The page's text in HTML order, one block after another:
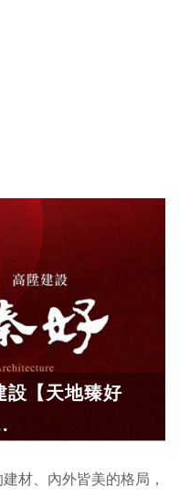
設【天地臻好
材、內外皆美的格局，